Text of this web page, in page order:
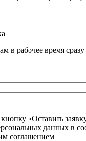
в рабочее время сразу
«Оставить
данных в
соглашением